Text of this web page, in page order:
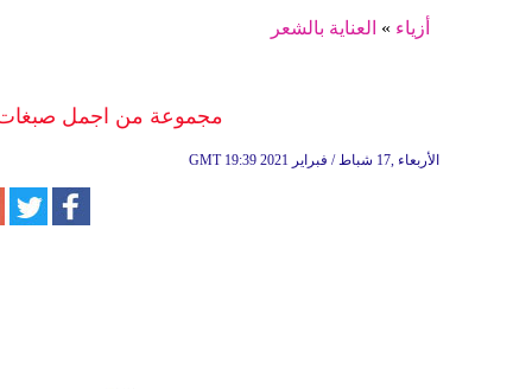
أزياء » العناية بالشعر
مجموعة من اجمل صبغات
GMT 19:39 2021 الأربعاء ,17 شباط / فبراير